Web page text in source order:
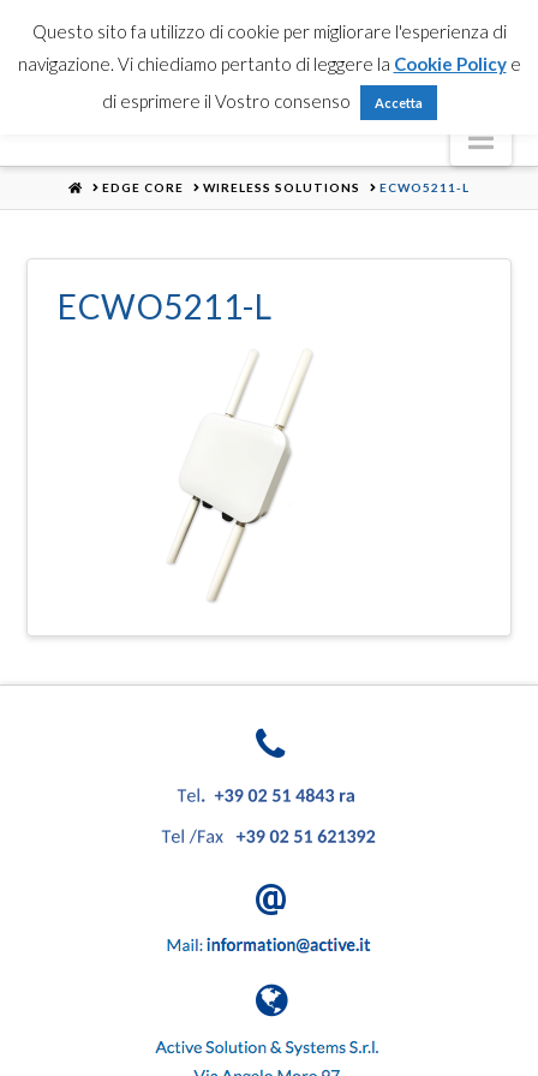
HOMEEDGE CORE WIRELESS SOLUTIONS ECWO5211-L
ECWO5211-L
Questo sito fa utilizzo di cookie per migliorare l'esperienza di
navigazione. Vi chiediamo pertanto di leggere la Cookie Policye
di esprimere il Vostro consenso
Accetta